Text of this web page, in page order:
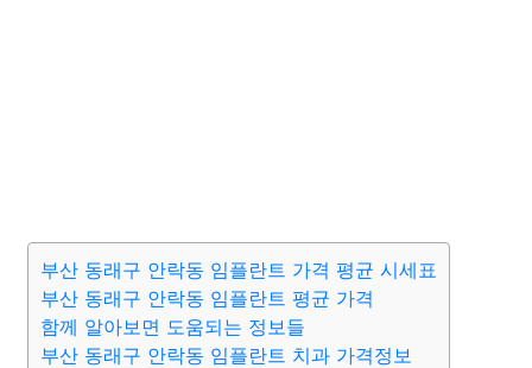
부산 동래구 안락동 임플란트 가격 평균 시세표
부산 동래구 안락동 임플란트 평균 가격
함께 알아보면 도움되는 정보들
부산 동래구 안락동 임플란트 치과 가격정보